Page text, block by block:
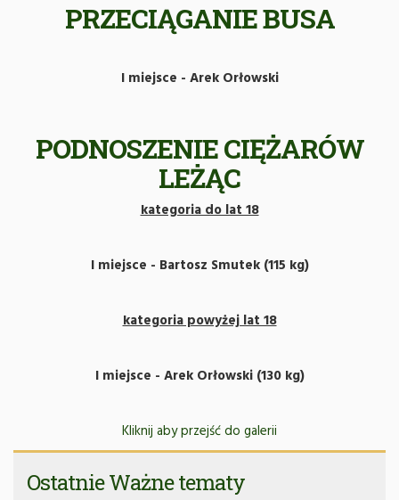
PRZECIĄGANIE BUSA
I miejsce - Arek Orłowski
PODNOSZENIE CIĘŻARÓW
LEŻĄC
kategoria do lat 18
​I miejsce - Bartosz Smutek (115 kg)
kategoria powyżej lat 18
I miejsce - Arek Orłowski (130 kg)
Kliknij aby przejść do galerii
Ostatnie Ważne tematy